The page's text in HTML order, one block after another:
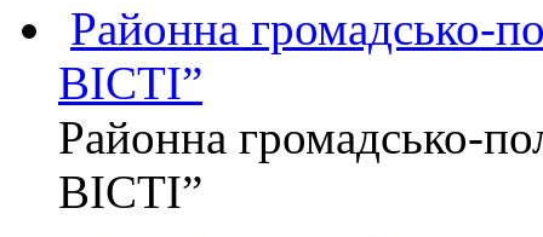
Районна громадсько-
ВІСТІ”
Районна громадсько-
ВІСТІ”